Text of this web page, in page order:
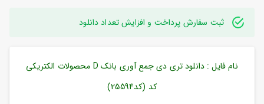
راهنما
دانلود
ثبت سفارش پرداخت و افزایش تعداد دانلود
نام فایل : دانلود تری دی جمع آوری بانک D محصولات الکتریکی
کد (کد25594)